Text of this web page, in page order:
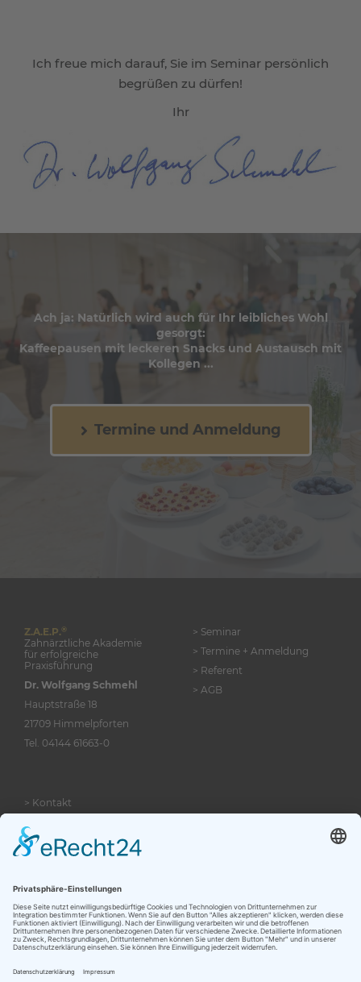
Ich freue mich darauf, Sie im Seminar persönlich
begrüßen zu dürfen!
Ihr
Ach ja: Natürlich wird auch für Ihr leibliches Wohl
gesorgt:
Kaffeepausen mit leckeren Snacks und Austausch mit
Kollegen ...
Termine und Anmeldung
Z.A.E.P.®
Zahnärztliche Akademie
für erfolgreiche
Praxisführung
Dr. Wolfgang Schmehl
Hauptstraße 18
21709 Himmelpforten
Tel. 04144 61663-0
> Seminar
> Termine + Anmeldung
> Referent
> AGB
> Kontakt
> Datenschutz
Für Seminarteilnehmer & Coaching-Klienten